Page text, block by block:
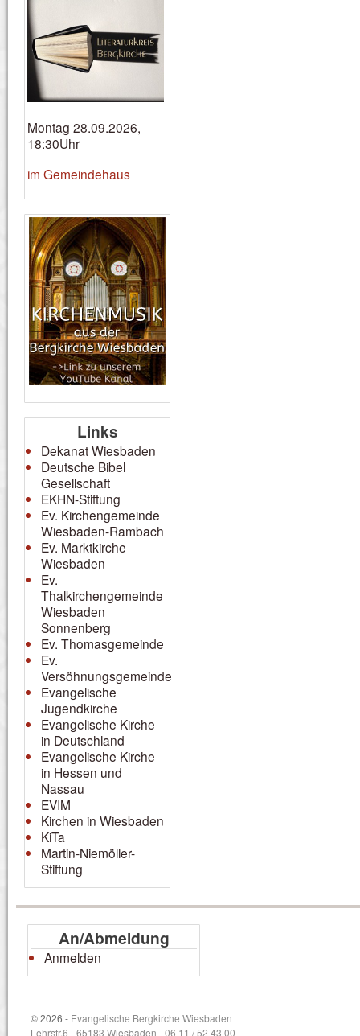
Montag 28.09.2026,
18:30Uhr
im Gemeindehaus
Links
Dekanat Wiesbaden
Deutsche Bibel
Gesellschaft
EKHN-Stiftung
Ev. Kirchengemeinde
Wiesbaden-Rambach
Ev. Marktkirche
Wiesbaden
Ev.
Thalkirchengemeinde
Wiesbaden
Sonnenberg
Ev. Thomasgemeinde
Ev.
Versöhnungsgemeinde
Evangelische
Jugendkirche
Evangelische Kirche
in Deutschland
Evangelische Kirche
in Hessen und
Nassau
EVIM
Kirchen in Wiesbaden
KiTa
Martin-Niemöller-
Stiftung
An/Abmeldung
Anmelden
© 2026 - Evangelische Bergkirche Wiesbaden
Lehrstr.6 - 65183 Wiesbaden - 06 11 / 52 43 00